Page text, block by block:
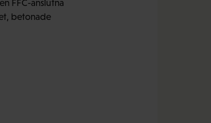
FFC-anslutna
betonade